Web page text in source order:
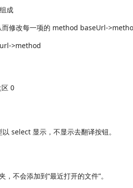
成
修改每一项的 method baseUrl-
>method
0
select 显示，不显示去翻译按钮。
不会添加到“最近打开的文件”。